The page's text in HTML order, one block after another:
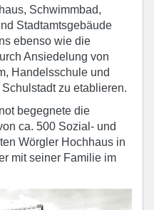
Schwimmbad,
Stadtamtsgebäude
ebenso wie die
Ansiedelung von
Handelsschule und
zu etablieren.
begegnete die
ca. 500 Sozial- und
Wörgler Hochhaus in
mit seiner Familie im